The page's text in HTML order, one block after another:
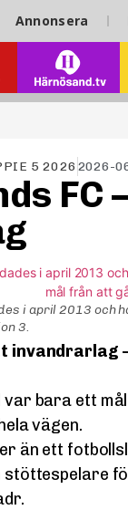
Annonsera
5 2026 2026-
FC
i april 2013 och
3.
invandrarlag
var bara ett
vägen.
än ett
stöttespelare